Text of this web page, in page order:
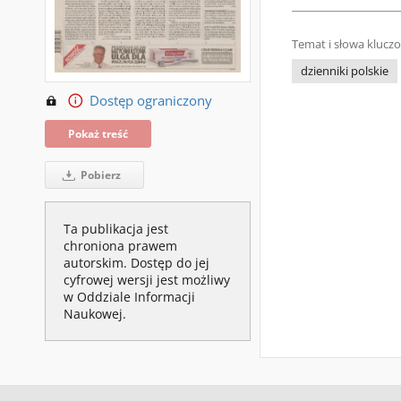
Dostęp ograniczony
Pokaż treść
Pobierz
Ta publikacja jest
chroniona prawem
autorskim. Dostęp do jej
cyfrowej wersji jest możliwy
w Oddziale Informacji
Naukowej.
Temat i słowa
dzienniki polskie